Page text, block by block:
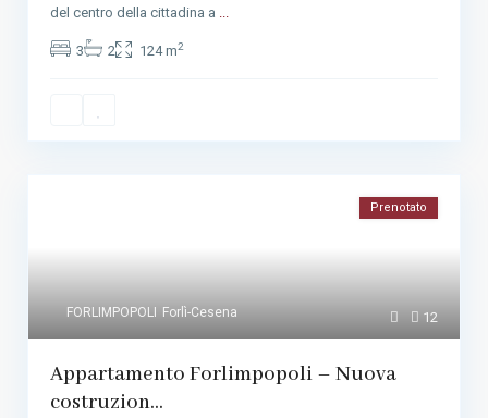
del centro della cittadina a ...
3 2 124 m2
12
FORLIMPOPOLI Forlì-Cesena
Prenotato
Appartamento Forlimpopoli – Nuova
costruzion...